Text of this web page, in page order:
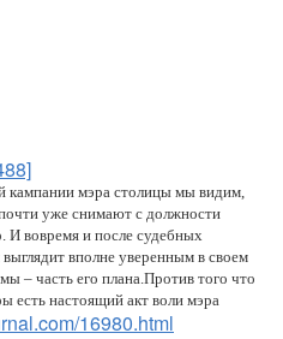
кампании мэра столицы мы видим,
уже снимают с должности
И вовремя и после судебных
вполне уверенным в своем
– часть его плана.Против того что
есть настоящий акт воли мэра
16980.html